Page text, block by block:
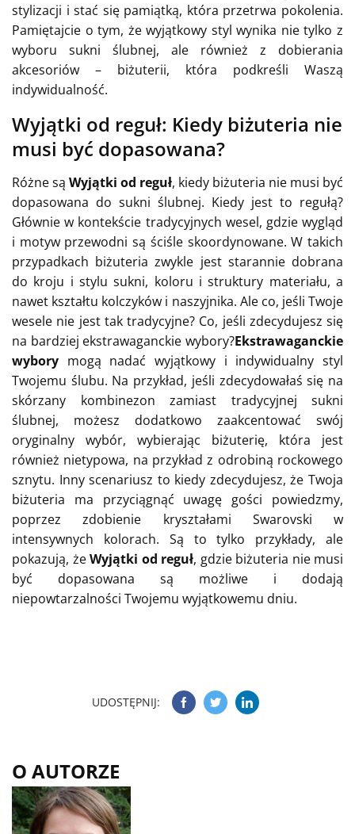
stylizacji i stać się pamiątką, która przetrwa pokolenia.
Pamiętajcie o tym, że wyjątkowy styl wynika nie tylko z
wyboru sukni ślubnej, ale również z dobierania
akcesoriów – biżuterii, która podkreśli Waszą
indywidualność.
Wyjątki od reguł: Kiedy biżuteria nie
musi być dopasowana?
Różne są Wyjątki od reguł, kiedy biżuteria nie musi być
dopasowana do sukni ślubnej. Kiedy jest to regułą?
Głównie w kontekście tradycyjnych wesel, gdzie wygląd
i motyw przewodni są ściśle skoordynowane. W takich
przypadkach biżuteria zwykle jest starannie dobrana
do kroju i stylu sukni, koloru i struktury materiału, a
nawet kształtu kolczyków i naszyjnika. Ale co, jeśli Twoje
wesele nie jest tak tradycyjne? Co, jeśli zdecydujesz się
na bardziej ekstrawaganckie wybory?Ekstrawaganckie
wybory mogą nadać wyjątkowy i indywidualny styl
Twojemu ślubu. Na przykład, jeśli zdecydowałaś się na
skórzany kombinezon zamiast tradycyjnej sukni
ślubnej, możesz dodatkowo zaakcentować swój
oryginalny wybór, wybierając biżuterię, która jest
również nietypowa, na przykład z odrobiną rockowego
sznytu. Inny scenariusz to kiedy zdecydujesz, że Twoja
biżuteria ma przyciągnąć uwagę gości powiedzmy,
poprzez zdobienie kryształami Swarovski w
intensywnych kolorach. Są to tylko przykłady, ale
pokazują, żeWyjątki od reguł, gdzie biżuteria nie musi
być dopasowana są możliwe i dodają
niepowtarzalności Twojemu wyjątkowemu dniu.
UDOSTĘPNIJ:
O AUTORZE